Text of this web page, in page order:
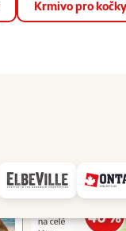
📱
Krmivo pro kočky